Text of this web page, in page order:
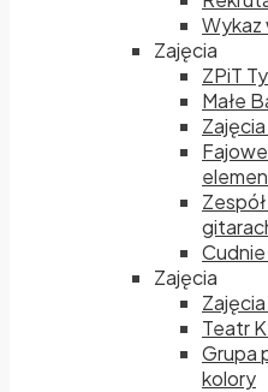
Wykaz
Zajęcia
ZPiT
Małe
Zajęcia
Teatr
Grupa
kolory